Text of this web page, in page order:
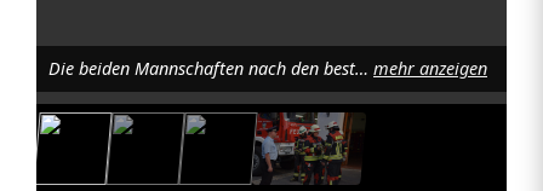
w
e
h
Die beiden Mannschaften nach den bestandenen Prüfungen. Foto: Tanja Pflaum mehr anzeigen